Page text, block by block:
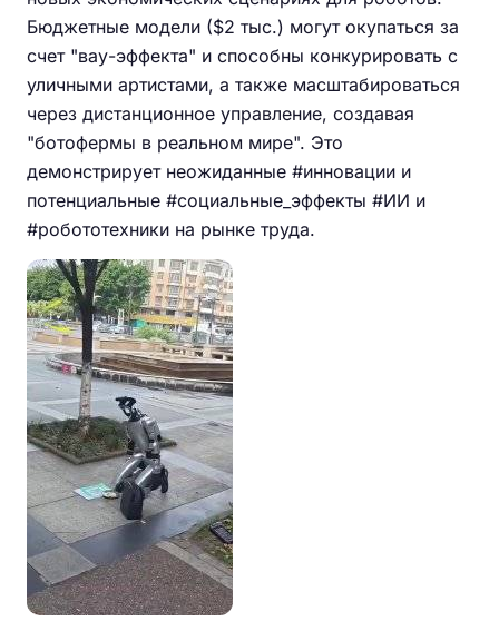
Бюджетные модели ($2 тыс.) могут окупаться за
счет "вау-эффекта" и способны конкурировать с
уличными артистами, а также масштабироваться
через дистанционное управление, создавая
"ботофермы в реальном мире". Это
демонстрирует неожиданные #инновации и
потенциальные #социальные_эффекты #ИИ и
#робототехники на рынке труда.